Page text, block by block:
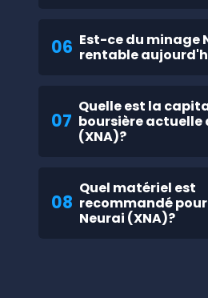
06 Est-ce du minage
rentable
07
Quelle est la
boursière actuelle
(XNA)?
08
Quel matériel est
recommandé
Neurai (XNA)?